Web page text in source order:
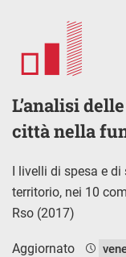
L’analisi
città nella
I livelli di spesa e
territorio, nei 10
Rso (2017)
Aggiornato